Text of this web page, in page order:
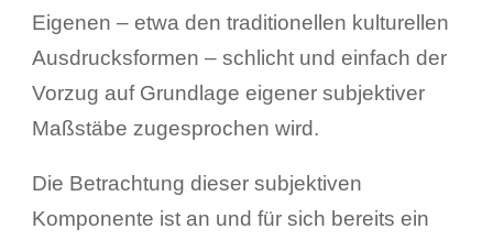
Eigenen – etwa den traditionellen kulturellen
Ausdrucksformen – schlicht und einfach der
Vorzug auf Grundlage eigener subjektiver
Maßstäbe zugesprochen wird.
Die Betrachtung dieser subjektiven
Komponente ist an und für sich bereits ein